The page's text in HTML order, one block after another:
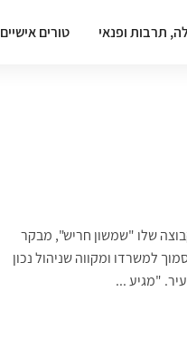
תרבות ופנאי טורים אישיים
שלו "שמשון חריש", מבקר
למשרדו ומקווה שניהול נכון
"מגיע ...